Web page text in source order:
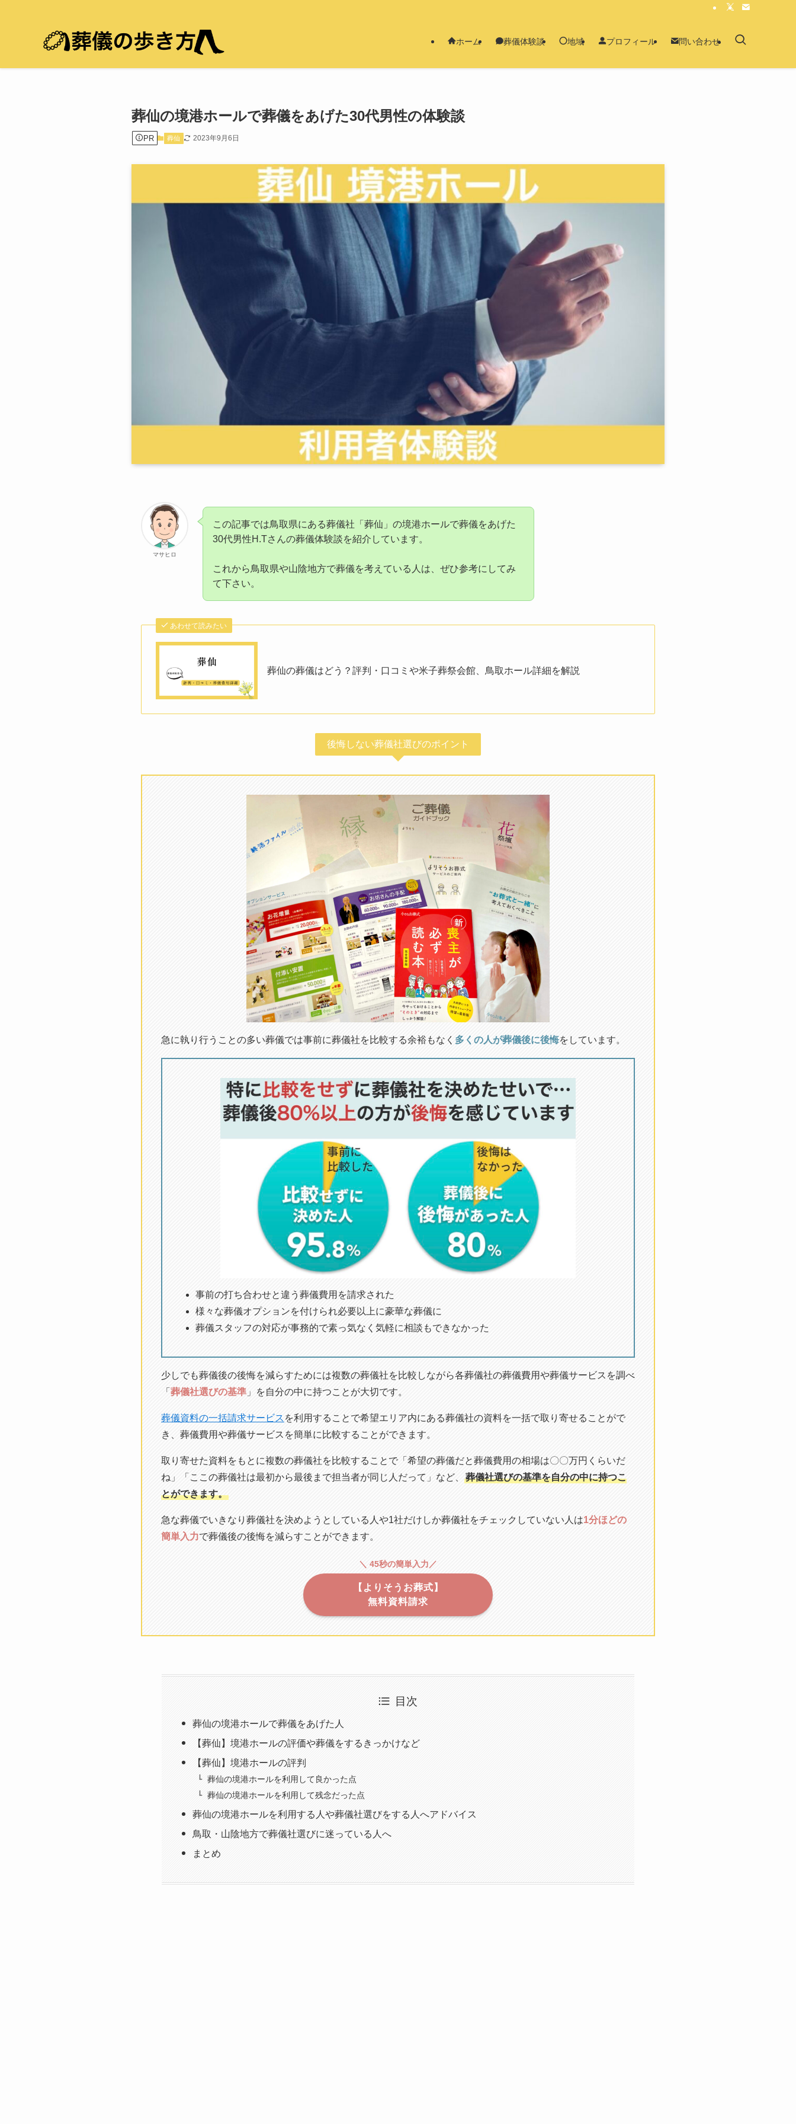
ホーム 葬儀体験談 地域 プロフィール 問い合わせ
葬仙の境港ホールで葬儀をあげた30代男性の体験談
PR 葬仙 2023年9月6日
マサヒロ
この記事では鳥取県にある葬儀社「葬仙」の境港ホールで葬儀をあげた
30代男性H.Tさんの葬儀体験談を紹介しています。
これから鳥取県や山陰地方で葬儀を考えている人は、ぜひ参考にしてみ
て下さい。
あわせて読みたい
葬仙の葬儀はどう？評判・口コミや米子葬祭会館、鳥取ホール詳細を解説
後悔しない葬儀社選びのポイント
急に執り行うことの多い葬儀では事前に葬儀社を比較する余裕もなく 多くの人が葬儀後に後悔をしています。
事前の打ち合わせと違う葬儀費用を請求された
様々な葬儀オプションを付けられ必要以上に豪華な葬儀に
葬儀スタッフの対応が事務的で素っ気なく気軽に相談もできなかった
少しでも葬儀後の後悔を減らすためには複数の葬儀社を比較しながら各葬儀社の葬儀費用や葬儀サービスを調べ
「 葬儀社選びの基準 」を自分の中に持つことが大切です。
葬儀資料の一括請求サービス を利用することで希望エリア内にある葬儀社の資料を一括で取り寄せることがで
き、葬儀費用や葬儀サービスを簡単に比較することができます。
取り寄せた資料をもとに複数の葬儀社を比較することで「希望の葬儀だと葬儀費用の相場は〇〇万円くらいだ
ね」「ここの葬儀社は最初から最後まで担当者が同じ人だって」など、
葬儀社選びの基準を自分の中に持つこ
とができます。
急な葬儀でいきなり葬儀社を決めようとしている人や1社だけしか葬儀社をチェックしていない人は1分ほどの
簡単入力で葬儀後の後悔を減らすことができます。
＼ 45秒の簡単入力／
【よりそうお葬式】
無料資料請求
目次
葬仙の境港ホールで葬儀をあげた人
【葬仙】境港ホールの評価や葬儀をするきっかけなど
【葬仙】境港ホールの評判
葬仙の境港ホールを利用して良かった点
葬仙の境港ホールを利用して残念だった点
葬仙の境港ホールを利用する人や葬儀社選びをする人へアドバイス
鳥取・山陰地方で葬儀社選びに迷っている人へ
まとめ